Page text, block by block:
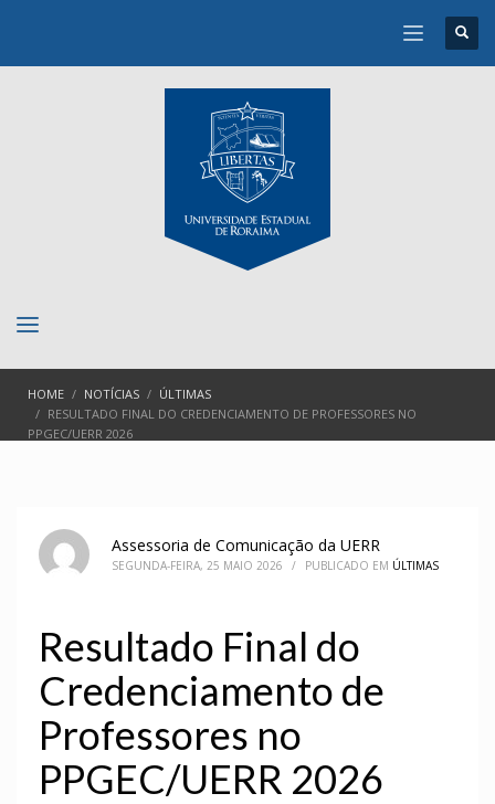
HOME NOTÍCIAS
ÚLTIMAS
RESULTADO FINAL DO CREDENCIAMENTO DE PROFESSORES NO
PPGEC/UERR 2026
Assessoria de Comunicação da UERR
SEGUNDA-FEIRA, 25 MAIO 2026 / PUBLICADO EM ÚLTIMAS
Resultado Final do
Credenciamento de
Professores no
PPGEC/UERR 2026